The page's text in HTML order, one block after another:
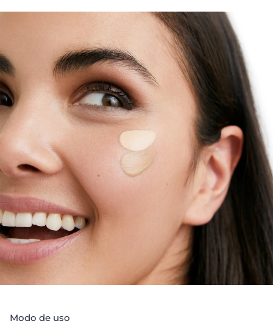
radicales libres que agreden la piel todavía más. Sun
Face Oil Control FPS 50+ tono claro es un protector
solar facial con color para piel grasa y con tendencia
acneica. Advanced Spectral Technology combina filtros
fotoestables y de amplio espectro frente a rayos UVA y
UVB. Ofrece una protección muy alta contra los rayos
UV y contiene Licocalcón A para neutralizar los
radicales libres producidos por la luz UV y HEVL, así
como Ácido Glicirretínico para estimular los
mecanismos de reparación del ADN de la piel. Los
pigmentos de color proporcionan un tono de piel más
uniforme. La tecnología reguladora del sebo, con L-
carnitina y pigmentos absorbentes, da a la piel un
acabado seco e inmediato y un efecto antibrillos
duradero de hasta 12 horas. Eucerin Sun Gel-Cream Oil
Control FPS 50+ tono claro no contiene fragancias y su
textura es ultraligera y no grasa.
Modo de uso